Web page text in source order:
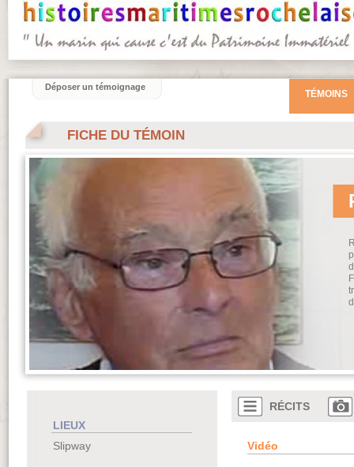
FICHE DU TÉMOIN
LIEUX
Slipway
RÉCITS
Vidéo
TÉMOINS
Déposer un témoignage